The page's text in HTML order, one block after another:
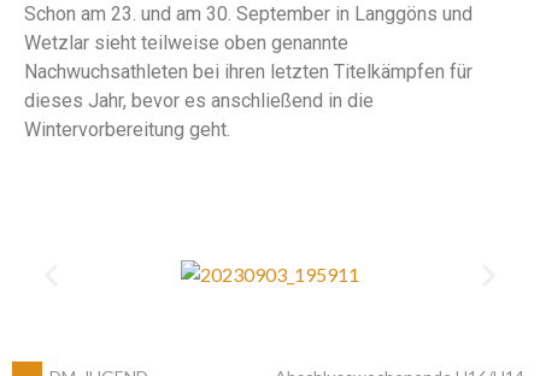
Schon am 23. und am 30. September in Langgöns und
Wetzlar sieht teilweise oben genannte
Nachwuchsathleten bei ihren letzten Titelkämpfen für
dieses Jahr, bevor es anschließend in die
Wintervorbereitung geht.